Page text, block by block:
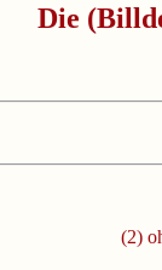
Die
(2)